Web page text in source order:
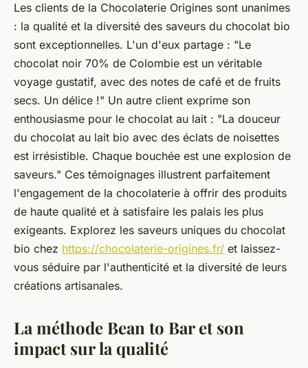
Les clients de la Chocolaterie Origines sont unanimes
: la qualité et la diversité des saveurs du chocolat bio
sont exceptionnelles. L'un d'eux partage : "Le
chocolat noir 70% de Colombie est un véritable
voyage gustatif, avec des notes de café et de fruits
secs. Un délice !" Un autre client exprime son
enthousiasme pour le chocolat au lait : "La douceur
du chocolat au lait bio avec des éclats de noisettes
est irrésistible. Chaque bouchée est une explosion de
saveurs." Ces témoignages illustrent parfaitement
l'engagement de la chocolaterie à offrir des produits
de haute qualité et à satisfaire les palais les plus
exigeants. Explorez les saveurs uniques du chocolat
bio chez https://chocolaterie-origines.fr/ et laissez-
vous séduire par l'authenticité et la diversité de leurs
créations artisanales.
La méthode Bean to Bar et son
impact sur la qualité